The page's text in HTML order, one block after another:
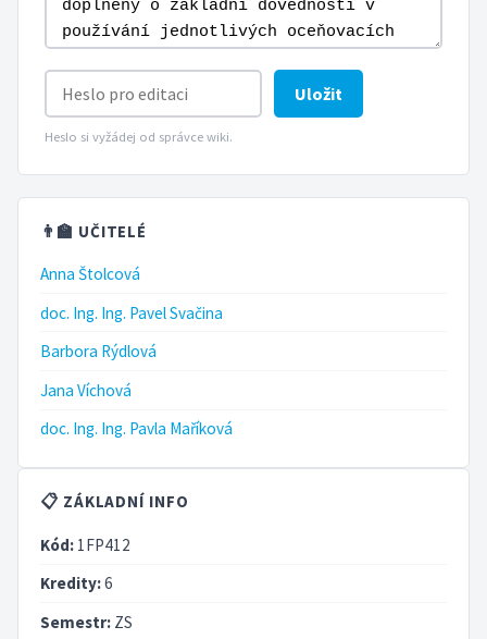
Uložit
Heslo si vyžádej od správce wiki.
👨‍🏫 UČITELÉ
Anna Štolcová
doc. Ing. Ing. Pavel Svačina
Barbora Rýdlová
Jana Víchová
doc. Ing. Ing. Pavla Maříková
📋 ZÁKLADNÍ INFO
Kód: 1FP412
Kredity:6
Semestr: ZS